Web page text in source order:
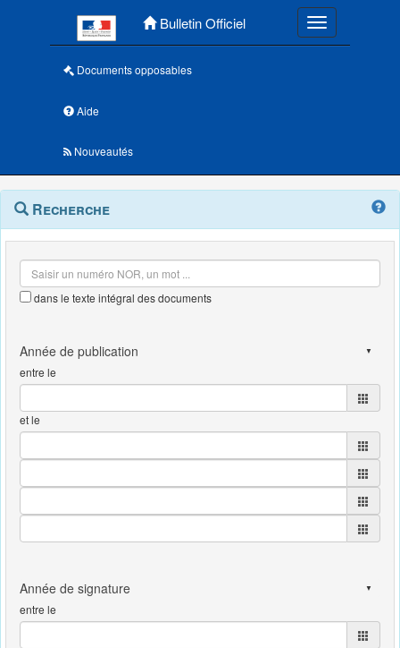
Bulletin Officiel Toggle
Documents opposables
Aide
Nouveautés
Navigation
outils
Menu
contextuel
Recherche
dans le texte intégral des documents
entre le
et le
entre le